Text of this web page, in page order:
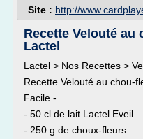
Site : http://
Recette Velouté au
Lactel
Lactel > Nos Recettes >
Recette Velouté au chou-
Facile -
- 50 cl de lait Lactel Eveil
- 250 g de choux-fleurs